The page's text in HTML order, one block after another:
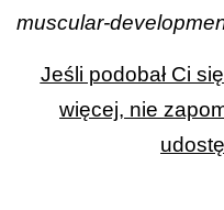
muscular-
Jeśli podobał Ci
więcej, nie